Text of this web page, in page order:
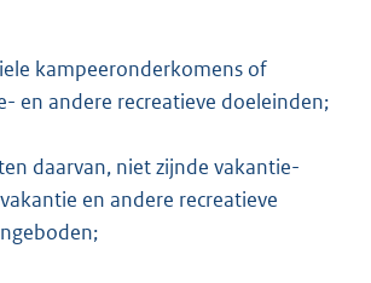
kampeeronderkomens of
en andere recreatieve doeleinden;
daarvan, niet zijnde vakantie-
en andere recreatieve